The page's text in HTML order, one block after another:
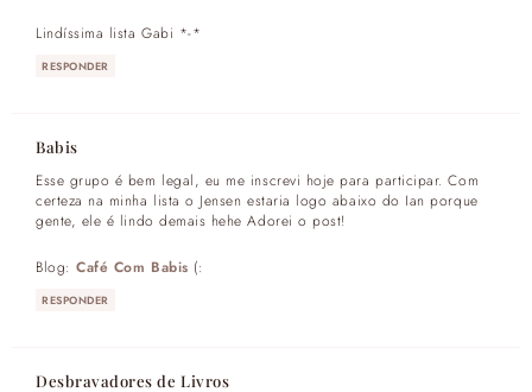
Lindíssima lista Gabi *-*
RESPONDER
Babis
Esse grupo é bem legal, eu me inscrevi hoje para participar. Com
certeza na minha lista o Jensen estaria logo abaixo do Ian porque
gente, ele é lindo demais hehe Adorei o post!
Blog:Café Com Babis (:
RESPONDER
Desbravadores de Livros